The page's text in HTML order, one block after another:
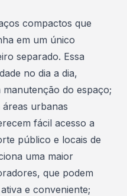
compactos que
em um único
separado. Essa
no dia a dia,
do espaço;
áreas urbanas
fácil acesso a
público e locais de
uma maior
que podem
e conveniente;